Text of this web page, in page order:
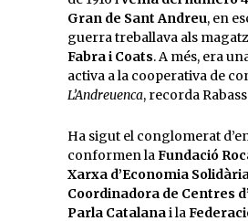
Gran de Sant Andreu, en
guerra treballava als
Fabra i Coats. A més, era
activa a la cooperativa de
L’Andreuenca, recorda
Ha sigut el conglomerat
conformen la Fundació
Xarxa d’Economia
Coordinadora de Centres
Parla Catalanai la